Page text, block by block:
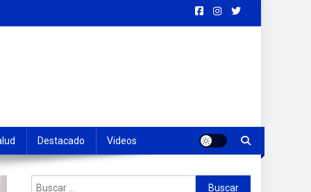
Destacado Videos
Buscar: